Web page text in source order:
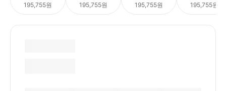
195,755원 195,755원 195,755원 195,755원